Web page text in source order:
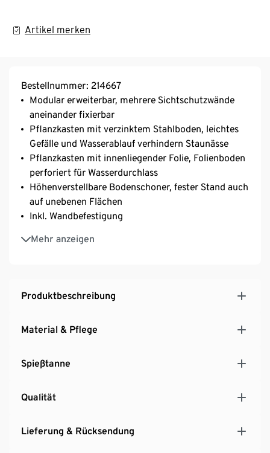
Artikel merken
Bestellnummer: 214667
Modular erweiterbar, mehrere Sichtschutzwände
aneinander fixierbar
Pflanzkasten mit verzinktem Stahlboden, leichtes
Gefälle und Wasserablauf verhindern Staunässe
Pflanzkasten mit innenliegender Folie, Folienboden
perforiert für Wasserdurchlass
Höhenverstellbare Bodenschoner, fester Stand auch
auf unebenen Flächen
Inkl. Wandbefestigung
Mehr anzeigen
Aus FSC®-zertifiziertem Massivholz
UV- und witterungsbeständig
Produktbeschreibung
Material & Pflege
Spießtanne
Qualität
Lieferung & Rücksendung